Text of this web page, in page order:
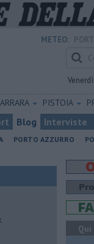
METEO:
Venerdì
PISTOIA
Blog Interviste
PORTO AZZURRO
Qui